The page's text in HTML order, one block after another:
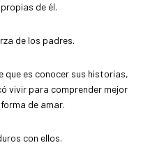
de él.
de los padres.
que es conocer sus historias,
vivir para comprender mejor
de amar.
con ellos.